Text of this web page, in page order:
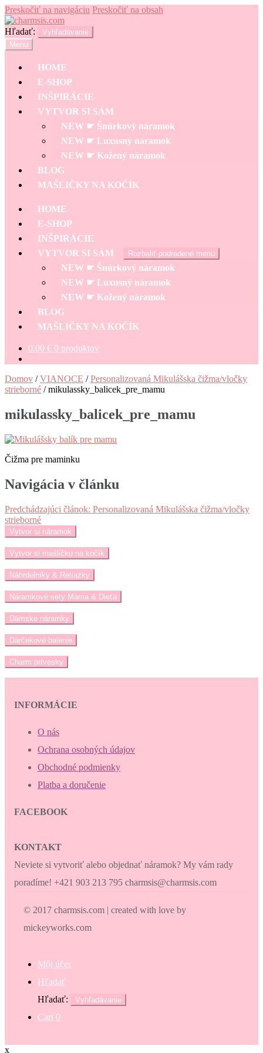
Preskočiť na navigáciu Preskočiť na obsah
Hľadať:
Vyhľadávanie
Menu
HOME
E-SHOP
INŠPIRÁCIE
VYTVOR SI SÁM
NEW ☛ Šnúrkový náramok
NEW ☛ Luxusný náramok
NEW ☛ Kožený náramok
BLOG
MAŠLIČKY NA KOČÍK
HOME
E-SHOP
INŠPIRÁCIE
VYTVOR SI SÁM
Rozbaliť podradené menu
NEW ☛ Šnúrkový náramok
NEW ☛ Luxusný náramok
NEW ☛ Kožený náramok
BLOG
MAŠLIČKY NA KOČÍK
0.00 € 0 produktov
Domov /VIANOCE /Personalizovaná Mikulášska čižma/vločky
strieborné /mikulassky_balicek_pre_mamu
mikulassky_balicek_pre_mamu
Čižma pre maminku
Navigácia v článku
Predchádzajúci článok: Personalizovaná Mikulášska čižma/vločky
strieborné
Vytvor si náramok
Vytvor si mašličku na kočík
Náhrdelníky & Retiazky
Náramkové sety Mama & Dieťa
Dámske náramky
Darčekové balenie
Charm prívesky
INFORMÁCIE
O nás
Ochrana osobných údajov
Obchodné podmienky
Platba a doručenie
FACEBOOK
KONTAKT
Neviete si vytvoriť alebo objednať náramok? My vám rady
poradíme! +421 903 213 795 charmsis@charmsis.com
© 2017 charmsis.com | created with love by
mickeyworks.com
Môj účet
Hľadať
Hľadať:
Vyhľadávanie
Cart 0
x